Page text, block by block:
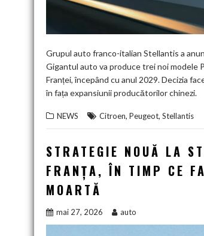
Grupul auto franco-italian Stellantis a
Gigantul auto va produce trei noi modele
Franței, începând cu anul 2029. Decizia
în fața expansiunii producătorilor chinezi.
NEWS Citroen, Peugeot, Stellantis
STRATEGIE NOUĂ LA
FRANȚA, ÎN TIMP CE
MOARTĂ
mai 27, 2026 auto